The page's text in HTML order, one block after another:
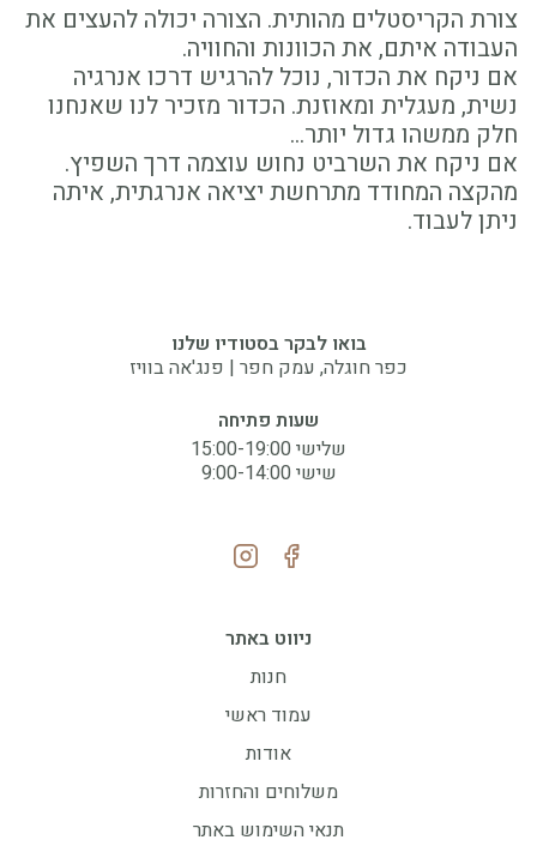
צורת הקריסטלים מהותית. הצורה יכולה להעצים את
העבודה איתם, את הכוונות והחוויה.
אם ניקח את הכדור, נוכל להרגיש דרכו אנרגיה
נשית, מעגלית ומאוזנת. הכדור מזכיר לנו שאנחנו
חלק ממשהו גדול יותר...
אם ניקח את השרביט נחוש עוצמה דרך השפיץ.
מהקצה המחודד מתרחשת יציאה אנרגתית, איתה
ניתן לעבוד.
בואו לבקר בסטודיו שלנו
כפר חוגלה, עמק חפר | פנג'אה בוויז
שעות פתיחה
שלישי 15:00-19:00
שישי 9:00-14:00
ניווט באתר
חנות
עמוד ראשי
אודות
משלוחים והחזרות
תנאי השימוש באתר